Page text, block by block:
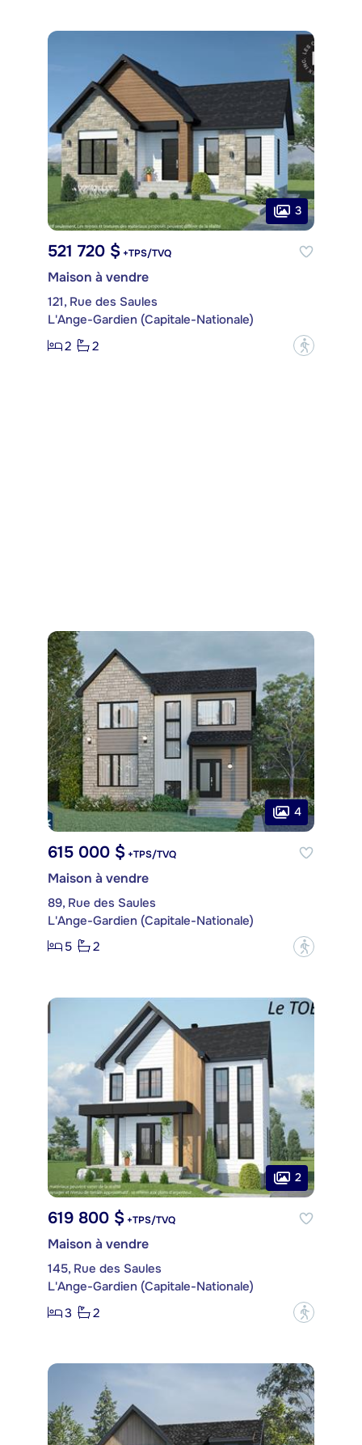
3
521 720 $ +TPS/TVQ
Maison à vendre
121, Rue des Saules
L'Ange-Gardien (Capitale-Nationale)
2
2 ?
4
615 000 $ +TPS/TVQ
Maison à vendre
89, Rue des Saules
L'Ange-Gardien (Capitale-Nationale)
5
2 ?
2
619 800 $ +TPS/TVQ
Maison à vendre
145, Rue des Saules
L'Ange-Gardien (Capitale-Nationale)
3
2 ?